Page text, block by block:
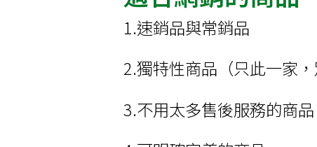
1.速銷品與常銷品
2.獨特性商品（只此一家，
3.不用太多售後服務的商品